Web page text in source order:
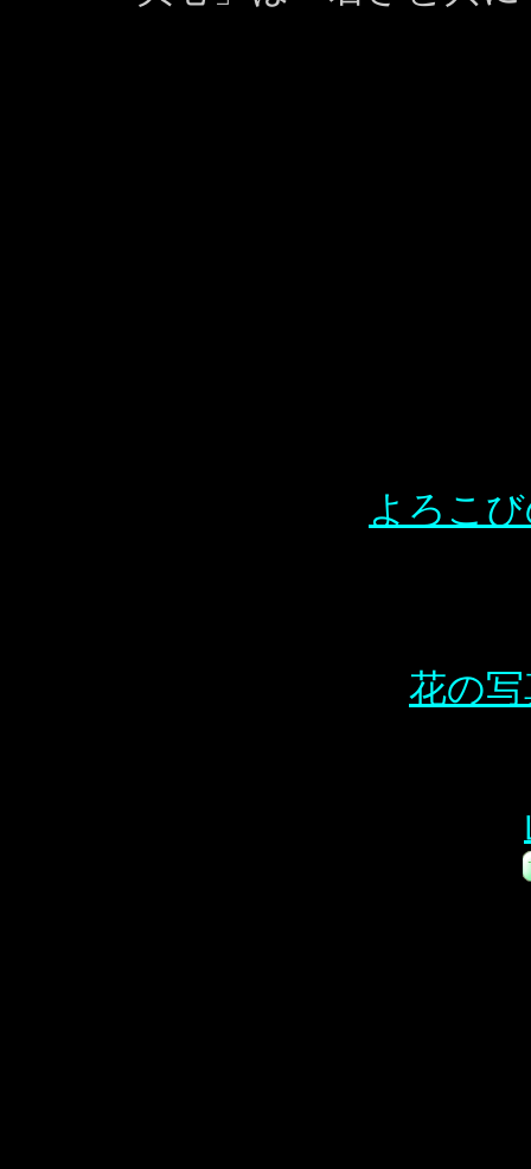
よろこ
花の